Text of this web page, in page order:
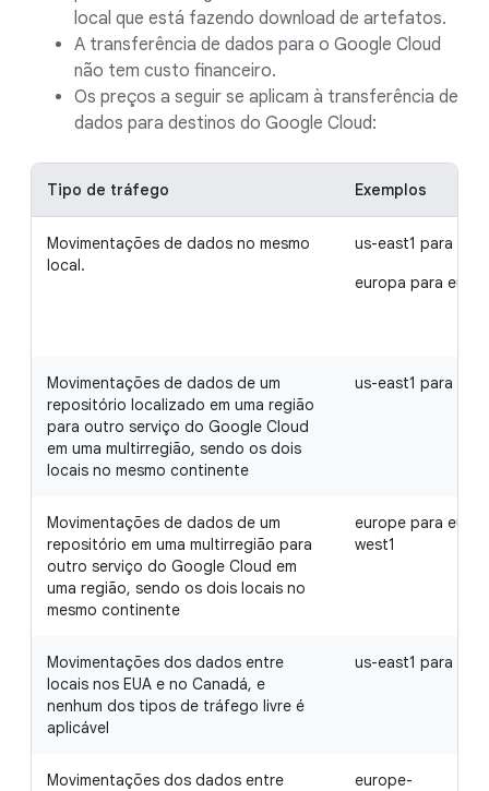
local que está fazendo download de artefatos.
A transferência de dados para o Google Cloud
não tem custo financeiro.
Os preços a seguir se aplicam à transferência de
dados para destinos do Google Cloud:
Tipo de tráfego Exemplos
Movimentações de dados no mesmo
local.
us-east1 para us-
europa para
Movimentações de dados de um
repositório localizado em uma região
para outro serviço do Google Cloud
em uma multirregião, sendo os dois
locais no mesmo continente
us-east1 para us
Movimentações de dados de um
repositório em uma multirregião para
outro serviço do Google Cloud em
uma região, sendo os dois locais no
mesmo continente
europe para
west1
Movimentações dos dados entre
locais nos EUA e no Canadá, e
nenhum dos tipos de tráfego livre é
aplicável
us-east1 para us-
Movimentações dos dados entre
europe-